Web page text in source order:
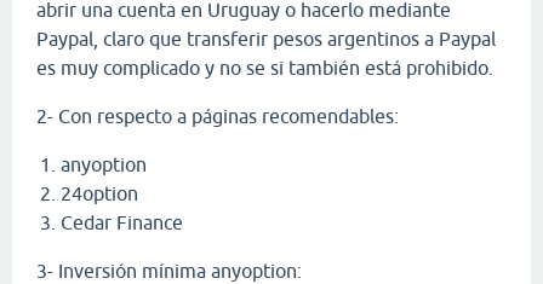
abrir una cuenta en Uruguay o hacerlo mediante
Paypal, claro que transferir pesos argentinos a Paypal
es muy complicado y no se si también está prohibido.
2- Con respecto a páginas recomendables:
anyoption
24option
Cedar Finance
3- Inversión mínima anyoption: